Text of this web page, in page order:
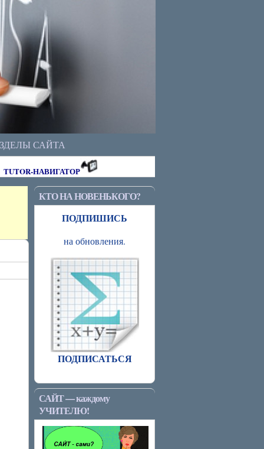
САЙТА
TUTOR-НАВИГАТОР
КТО НА НОВЕНЬКОГО?
ПОДПИШИСЬ
на обновления.
ПОДПИСАТЬСЯ
САЙТ — каждому
УЧИТЕЛЮ!